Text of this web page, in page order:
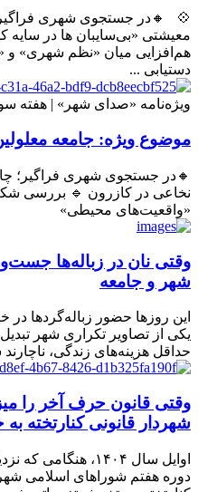
💠 🔸در جستجوی شهری
معیشتی «بی‌سایبان ها در
هم‌افزایی میان «نظم شهری» و
دستیابی ...
ویژه‌نامه «صدای شهر» | هفته
موضوع ویژه: جامعه
🔸در جستجوی شهری فراگیر؛
نخاعی در کازرون 🔹 بررسی
«واقعیت‌های محیطی»
وقتی نان در زباله‌ها
شهر و جامعه
این روزها حضور زباله‌گردها در
یکی از تصاویر تکراری شهر
حداقل هزینه‌های زندگی،
وقتی قانون حرف آخر را
شهردار قانونی کنارتخته به
دوره هفتم شوراهای اسلامی